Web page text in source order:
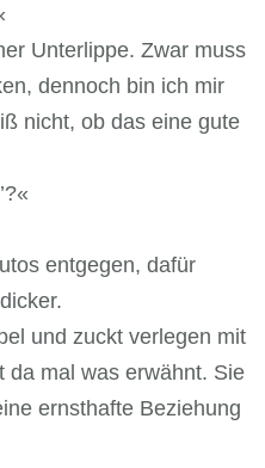
Unterlippe. Zwar muss
dennoch bin ich mir
nicht, ob das eine gute
entgegen, dafür
und zuckt verlegen mit
da mal was erwähnt. Sie
ernsthafte Beziehung